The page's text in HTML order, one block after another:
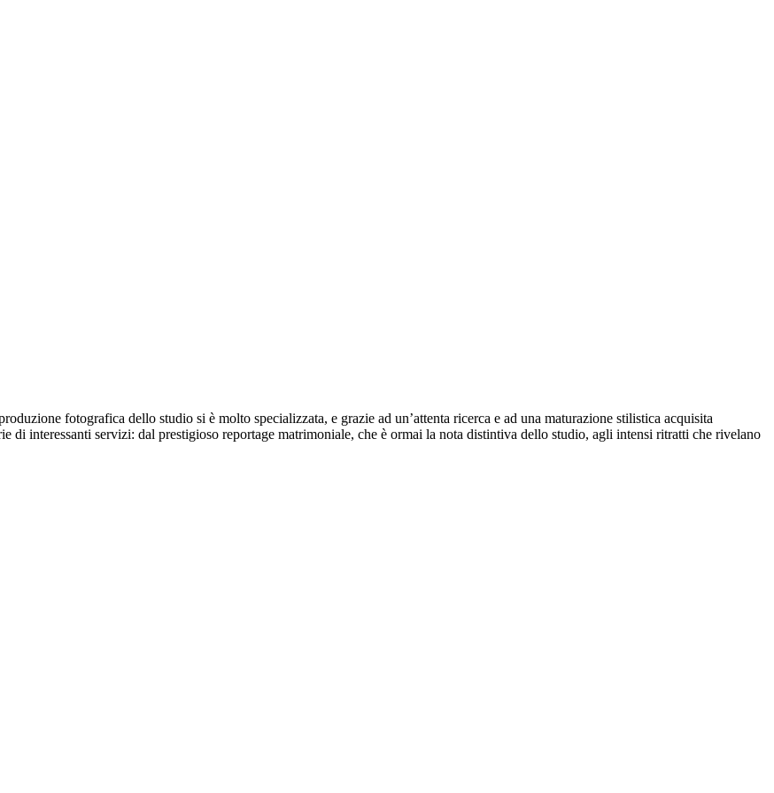
fotografica dello studio si è molto specializzata, e grazie ad un’attenta ricerca e ad una maturazione stilistica acquisita
di interessanti servizi: dal prestigioso reportage matrimoniale, che è ormai la nota distintiva dello studio, agli intensi ritratti che rivelano